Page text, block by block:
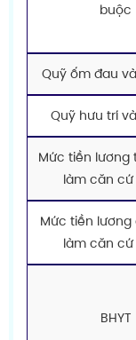
buộc
Quỹ ốm đau
Quỹ hưu trí
Mức tiền lương
làm căn
Mức tiền
làm căn
BHYT